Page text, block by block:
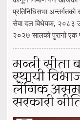
प्रतिनिधिसभा
सेवा दल विधेयक, २०८३
२०२७ सालको पुरानो एक
मन्त्री
स्थायी
लैंगिक
सरकारी